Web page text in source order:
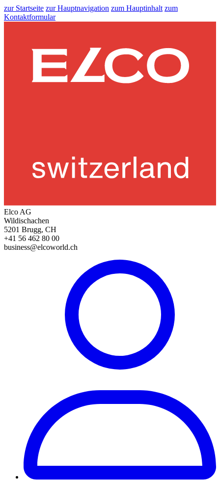
zur Startseite zur Hauptnavigation zum Hauptinhalt zum
Kontaktformular
Elco AG
Wildischachen
5201 Brugg, CH
+41 56 462 80 00
business@elcoworld.ch